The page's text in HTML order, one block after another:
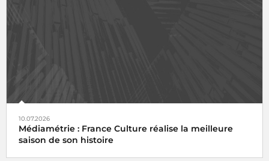
10.07.2026
Médiamétrie : France Culture réalise la meilleure
saison de son histoire